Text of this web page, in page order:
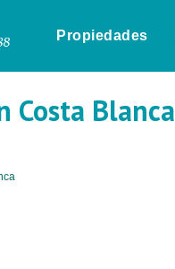
Propiedades
Costa Blanca